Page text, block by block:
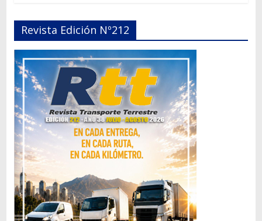
Revista Edición Nº212